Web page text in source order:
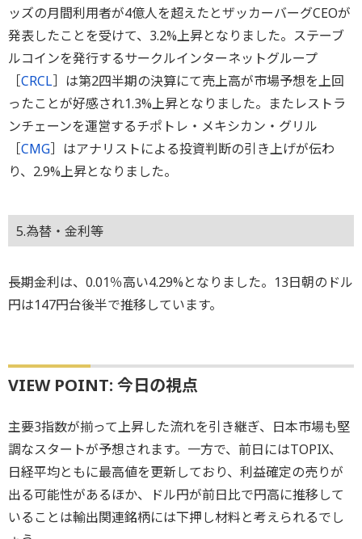
ッズの月間利用者が4億人を超えたとザッカーバーグCEOが
発表したことを受けて、3.2%上昇となりました。ステーブ
ルコインを発行するサークルインターネットグループ
［CRCL］は第2四半期の決算にて売上高が市場予想を上回
ったことが好感され1.3%上昇となりました。またレストラ
ンチェーンを運営するチポトレ・メキシカン・グリル
［CMG］はアナリストによる投資判断の引き上げが伝わ
り、2.9%上昇となりました。
5.為替・金利等
長期金利は、0.01％高い4.29%となりました。13日朝のドル
円は147円台後半で推移しています。
VIEW POINT: 今日の視点
主要3指数が揃って上昇した流れを引き継ぎ、日本市場も堅
調なスタートが予想されます。一方で、前日にはTOPIX、
日経平均ともに最高値を更新しており、利益確定の売りが
出る可能性があるほか、ドル円が前日比で円高に推移して
いることは輸出関連銘柄には下押し材料と考えられるでし